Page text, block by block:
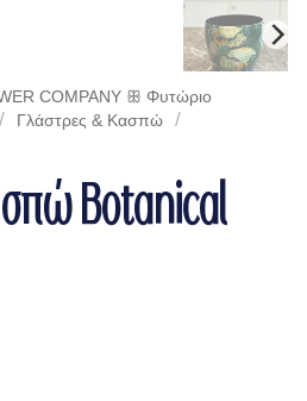
COMPANY ꕥ Φυτώριο
/ Γλάστρες & Κασπώ /
Botanical